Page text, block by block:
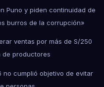
Puno y piden continuidad de
burros de la corrupción»
ventas por más de S/250
de productores
no cumplió objetivo de evitar